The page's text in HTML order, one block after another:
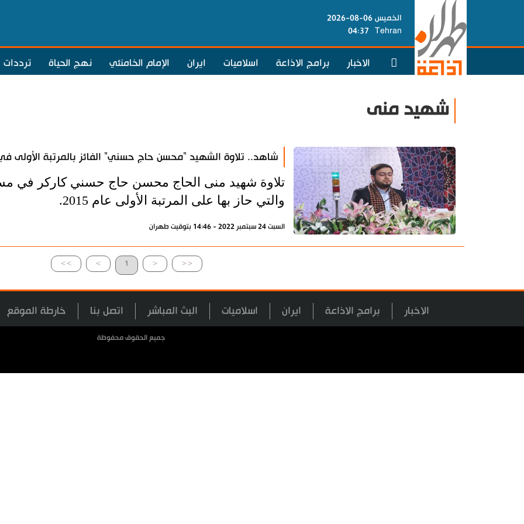
الخميس 06-08-2026
Tehran
04:37
الاخبار برامج الاذاعة اسلاميات ايران الإمام الخامنئي نهج الحياة ترددات
شهيد منى
شاهد.. تلاوة الشهيد "محسن حاج حسني" الفائز بالمرتبة الأولى في
تلاوة شهيد منى الحاج محسن حاج حسني كاركر في
والتي حاز بها على المرتبة الأولى عام 2015.
السبت 24 سبتمبر 2022 - 14:46 بتوقيت طهران
>> > 1 < <<
الاخبار برامج الاذاعة ايران اسلاميات البث المباشر اتصل بنا خارطة الموقع
جميع الحقوق محفوظة